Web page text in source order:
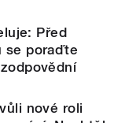
Před
se poraďte
nové roli